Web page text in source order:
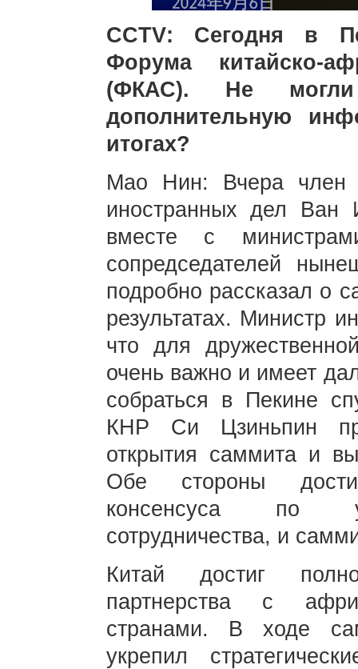
CCTV: Сегодня в
Форума китайско-
(ФКАС). Не
дополнительную
итогах?
Мао Нин: Вчера член
иностранных дел Ван
вместе с
сопредседателей
подробно рассказал о
результатах. Министр
что для
очень важно и имеет
собраться в Пекине
КНР Си Цзиньпин
открытия саммита и
Обе стороны
консенсуса по
сотрудничества, и
Китай достиг
партнерства с
странами. В ходе
укрепил